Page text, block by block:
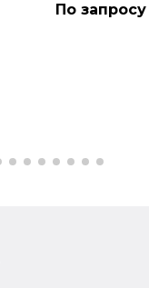
По запросу